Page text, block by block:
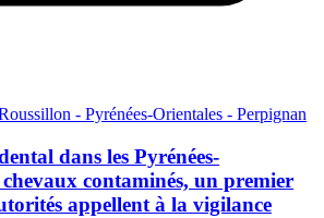
- Pyrénées-Orientales - Perpignan
dans les Pyrénées-
contaminés, un premier
appellent à la vigilance